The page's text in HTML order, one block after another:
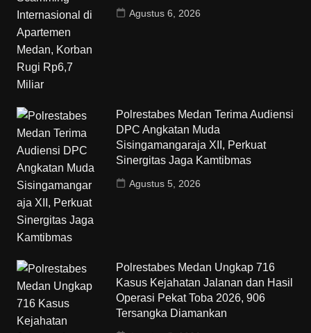
Agustus 6, 2026
Polrestabes Medan Terima Audiensi
DPC Angkatan Muda
Sisingamangaraja XII, Perkuat
Sinergitas Jaga Kamtibmas
Agustus 5, 2026
Polrestabes Medan Ungkap 716
Kasus Kejahatan Jalanan dan Hasil
Operasi Pekat Toba 2026, 906
Tersangka Diamankan